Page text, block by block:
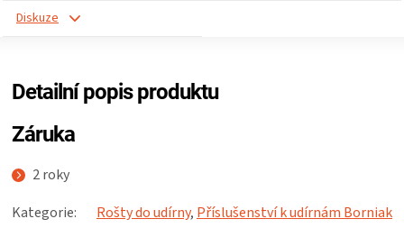
NA
VENKOVNÍ
KUCHYNĚ
Diskuze
Detailní popis produktu
Záruka
2 roky
Kategorie: Rošty do udírny, Příslušenství k udírnám Borniak